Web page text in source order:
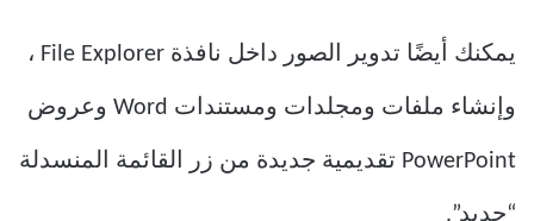
يمكنك أيضًا تدوير الصور داخل نافذة File Explorer ،
وإنشاء ملفات ومجلدات ومستندات Word وعروض
PowerPoint تقديمية جديدة من زر القائمة المنسدلة
“جديد”.